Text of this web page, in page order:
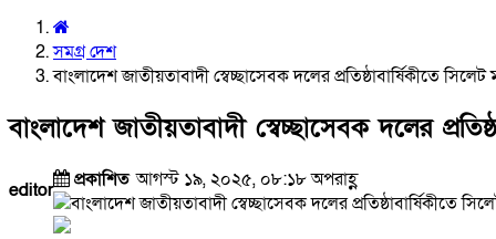
সমগ্র দেশ
বাংলাদেশ জাতীয়তাবাদী স্বেচ্ছাসেবক দলের প্রতিষ্ঠাবার্ষিকীতে সিলেট
বাংলাদেশ জাতীয়তাবাদী স্বেচ্ছাসেবক দলের
editor প্রকাশিতআগস্ট ১৯, ২০২৫, ০৮:১৮ অপরাহ্ণ